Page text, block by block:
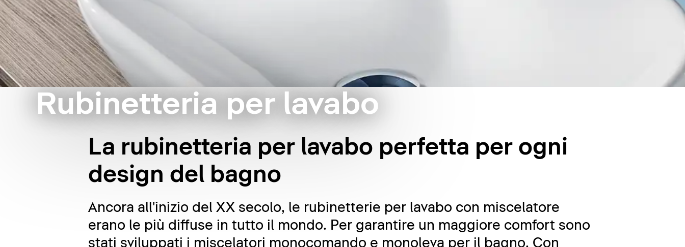
Rubinetteria per lavabo
La rubinetteria per lavabo perfetta per ogni
design del bagno
Ancora all'inizio del XX secolo, le rubinetterie per lavabo con miscelatore
erano le più diffuse in tutto il mondo. Per garantire un maggiore comfort sono
stati sviluppati i miscelatori monocomando e monoleva per il bagno. Con